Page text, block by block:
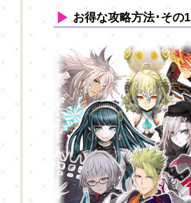
お得な攻略方法･その1